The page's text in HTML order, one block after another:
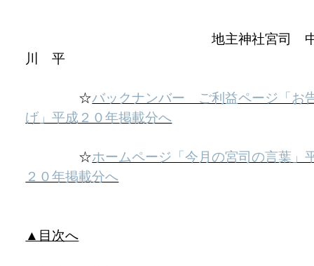
地主神社宮司
川 平
☆バックナンバー ご利益ページ「お
げ」平成２０年掲載分へ
☆ホームページ「今月の宮司の言葉」
２０年掲載分へ
▲目次へ